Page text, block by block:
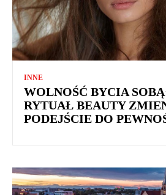
INNE
WOLNOŚĆ BYCIA
RYTUAŁ BEAUTY
PODEJŚCIE DO